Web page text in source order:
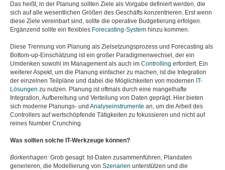
Das heißt, in der Planung sollten Ziele als Vorgabe definiert werden, die
sich auf alle wesentlichen Größen des Geschäfts konzentrieren. Erst wenn
diese Ziele vereinbart sind, sollte die operative Budgetierung erfolgen.
Ergänzend sollte ein flexibles Forecasting-System hinzu kommen.
Diese Trennung von Planung als Zielsetzungsprozess und Forecasting als
Bottom-up-Einschätzung ist ein großer Paradigmenwechsel, der ein
Umdenken sowohl im Management als auch im Controlling erfordert. Ein
weiterer Aspekt, um die Planung einfacher zu machen, ist die Integration
der einzelnen Teilpläne und dabei die Möglichkeiten von modernen IT-
Lösungen zu nutzen. Planung ist oftmals durch eine mangelhafte
Integration, Aufbereitung und Verteilung von Daten geprägt. Hier bieten
sich moderne Planungs- und Analyseinstrumente an, um die Arbeit des
Controllers auf wertschöpfende Tätigkeiten zu fokussieren und nicht auf
reines Number Crunching.
Was sollten solche IT-Werkzeuge können?
Borkenhagen: Grob gesagt: Ist-Daten zusammenführen, Plandaten
generieren, die Modellierung von Szenarien unterstützen und die